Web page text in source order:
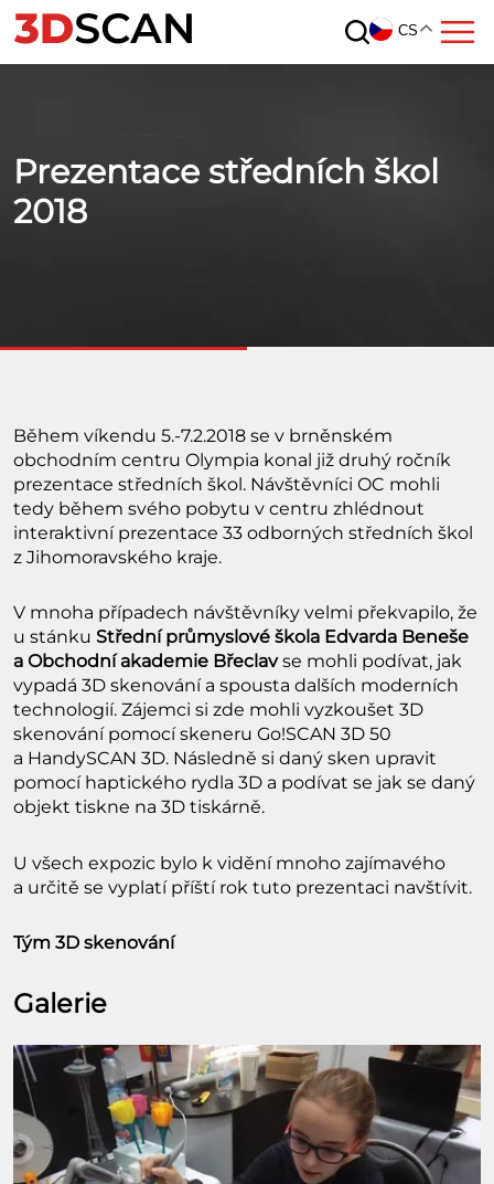
CS
Prezentace středních škol
2018
Během víkendu 5.-7.2.2018 se v brněnském
obchodním centru Olympia konal již druhý ročník
prezentace středních škol. Návštěvníci OC mohli
tedy během svého pobytu v centru zhlédnout
interaktivní prezentace 33 odborných středních škol
z Jihomoravského kraje.
V mnoha případech návštěvníky velmi překvapilo, že
u stánku Střední průmyslové škola Edvarda Beneše
a Obchodní akademie Břeclavse mohli podívat, jak
vypadá 3D skenování a spousta dalších moderních
technologií. Zájemci si zde mohli vyzkoušet 3D
skenování pomocí skeneru Go!SCAN 3D 50
a HandySCAN 3D. Následně si daný sken upravit
pomocí haptického rydla 3D a podívat se jak se daný
objekt tiskne na 3D tiskárně.
U všech expozic bylo k vidění mnoho zajímavého
a určitě se vyplatí příští rok tuto prezentaci navštívit.
Tým 3D skenování
Galerie